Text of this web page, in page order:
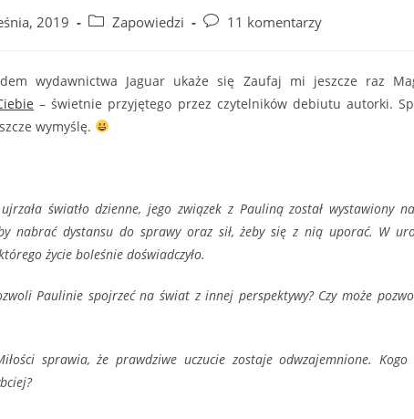
2019
PostZapowiedzi
Post 11 komentarzy
wydawnictwa Jaguar ukaże się Zaufaj mi jeszcze raz
– świetnie przyjętego przez czytelników debiutu autorki.
wymyślę.
światło dzienne, jego związek z Pauliną został wystawiony
nabrać dystansu do sprawy oraz sił, żeby się z nią uporać. W
życie boleśnie doświadczyło.
Paulinie spojrzeć na świat z innej perspektywy? Czy może
sprawia, że prawdziwe uczucie zostaje odwzajemnione.